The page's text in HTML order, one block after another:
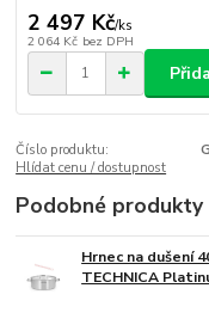
2 497 Kč/ks
2 064 Kč bez DPH
Číslo produktu:
Hlídat cenu / dostupnost
Podobné produkty
Hrnec na dušení
TECHNICA